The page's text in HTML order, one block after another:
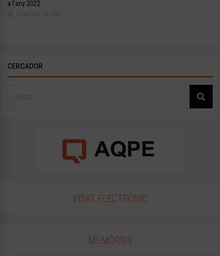
a l’any 2022
14 de març de 2022
CERCADOR
VISAT ELECTRÒNIC
MEMÒRIES